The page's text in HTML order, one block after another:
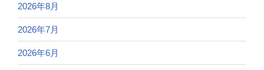
2026年8月
2026年7月
2026年6月